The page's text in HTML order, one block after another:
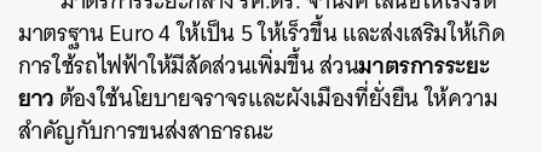
มาตรฐาน Euro 4 ให้เป็น 5 ให้เร็วขึ้น และส่งเสริมให้เกิด
การใช้รถไฟฟ้าให้มีสัดส่วนเพิ่มขึ้น ส่วนมาตรการระยะ
ยาวต้องใช้นโยบายจราจรและผังเมืองที่ยั่งยืน ให้ความ
สำคัญกับการขนส่งสาธารณะ